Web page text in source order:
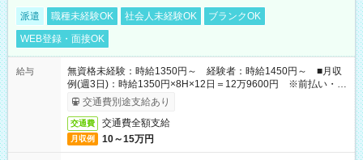
派遣 職種未経験OK 社会人未経験OK
ブランクOK
WEB登録・面接OK
給与
無資格未経験：時給1350円～ 経験者：時給1450円～ ■月収
例(週3日)：時給1350円×8H×12日＝12万9600円 ※前払い・日
払い・週払いOK
交通費別途支給あり
交通費 交通費全額支給
月収例 10～15万円